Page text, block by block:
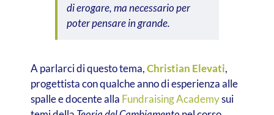
di erogare, ma necessario per
poter pensare in grande.
A parlarci di questo tema,Christian Elevati,
progettista con qualche anno di esperienza alle
spalle e docente alla Fundraising Academysui